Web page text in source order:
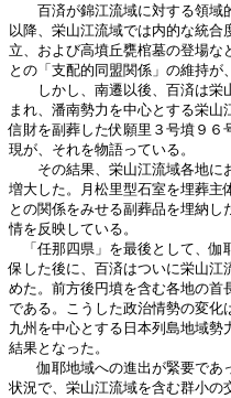
百済が錦江流域に対する領域
以降、栄山江流域では内的な統
立、および高墳丘甕棺墓の登場
との「支配的同盟関係」の維持
しかし、南遷以後、百済は栄
まれ、潘南勢力を中心とする栄
信財を副葬した伏願里３号墳９６
現が、それを物語っている。
その結果、栄山江流域各地に
増大した。月松里型石室を埋葬主
との関係をみせる副葬品を埋納
情を反映している。
「任那四県」を最後として、伽
保した後に、百済はついに栄山江
めた。前方後円墳を含む各地の首
である。こうした政治情勢の変化
九州を中心とする日本列島地域
結果となった。
伽耶地域への進出が緊要であ
状況で、栄山江流域を含む群小の